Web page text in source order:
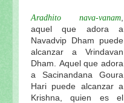
Aradhito nava-vanam
aquel que adora a
Navadvip Dham puede
alcanzar a Vrindavan
Dham. Aquel que adora
a Sacinandana Goura
Hari puede alcanzar a
Krishna, quien es el